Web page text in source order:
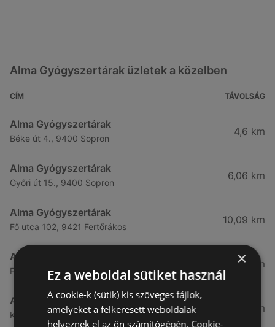
Alma Gyógyszertárak üzletek a közelben
CÍM TÁVOLSÁG
Alma Gyógyszertárak
Béke út 4., 9400 Sopron
4,6 km
Alma Gyógyszertárak
Győri út 15., 9400 Sopron
6,06 km
Alma Gyógyszertárak
Fő utca 102, 9421 Fertőrákos
10,09 km
Alma Gyógyszertárak
Fő Utca 102., 9421 Sopron
10,27 km
Alma Gyógyszertárak
Kertekalja u. 1, 9437 Hegykő
21,83 km
×
Ez a weboldal sütiket használ
A cookie-k (sütik) kis szöveges fájlok,
amelyeket a felkeresett weboldalak
helyeznek el az ön számítógépén. Cookie-